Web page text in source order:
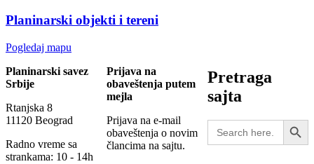
Planinarski objekti i tereni
Pogledaj mapu
Planinarski savez
Srbije
Rtanjska 8
11120 Beograd
Radno vreme sa
strankama: 10 - 14h
Prijava na
obaveštenja putem
mejla
Prijava na e-mail
obaveštenja o novim
člancima na sajtu.
Pretraga
sajta
Search
for:
Search Button